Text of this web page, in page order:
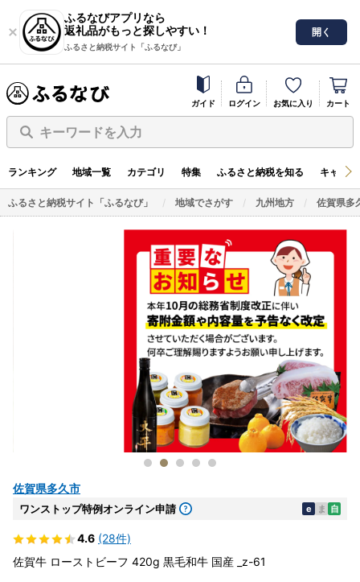
ふるなびアプリなら
返礼品がもっと探しやすい！
ふるさと納税サイト「ふるなび」
開く
ガイド ログイン お気に入り カート
キーワードを入力
ランキング 地域一覧 カテゴリ 特集 ふるさと納税を知る キャン
ふるさと納税サイト「ふるなび」 地域でさがす 九州地方 佐賀県多
佐賀県多久市
ワンストップ特例オンライン申請 e ま 自
4.6 (28件)
佐賀牛 ローストビーフ 420g 黒毛和牛 国産 _z-61